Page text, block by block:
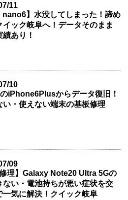
11
nano6】水没してしまった！諦め
イック岐阜へ！データそのまま
あり！
10
iPhone6Plusからデータ復旧！
い・使えない端末の基板修理
09
修理】Galaxy Note20 Ultra 5Gの
ない・電池持ちが悪い症状を交
一気に解決！クイック岐阜